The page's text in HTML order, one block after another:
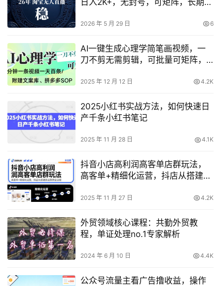
2026 年 5 月 29 日 6
AI一键生成心理学简笔画视频，一
刀不剪无需剪辑，可批量可矩阵，
2025 年 12 月 12 日 4.2K
2025小红书实战方法，如何快速日
产千条小红书笔记
2025 年 11 月 28 日 4.1K
抖音小店高利润高客单店群玩法，
高客单+精细化运营，抖店从搭建到
2025 年 11 月 27 日 4.2K
外贸领域核心课程：共勤外贸教
程，单证处理no.1专家解析
2024 年 6 月 10 日 4.4K
公众号流量主看广告撸收益，操作